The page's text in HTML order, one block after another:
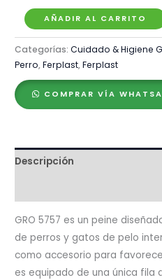
Ferplast
Peine
Gro
5757
Premium
cantidad
AÑADIR AL CARRITO
Categorías:Cuidado & Higiene
Perro,Ferplast,Ferplast
COMPRAR VÍA
Descripción
GRO 5757 es un peine
de perros y gatos de pelo
como accesorio para
es equipado de una única fila